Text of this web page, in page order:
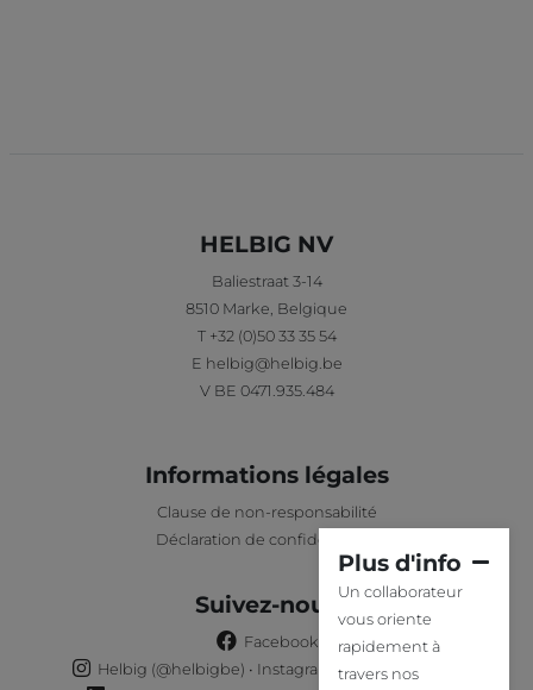
Plus d'info
Un collaborateur
vous oriente
rapidement à
travers nos
HELBIG NV
Baliestraat 3-14
8510 Marke, Belgique
T +32 (0)50 33 35 54
E helbig@helbig.be
V BE 0471.935.484
Informations légales
Clause de non-responsabilité
Déclaration de confidentialité
Suivez-nous
Facebook
Helbig (@helbigbe) • Instagram-foto's en -video's